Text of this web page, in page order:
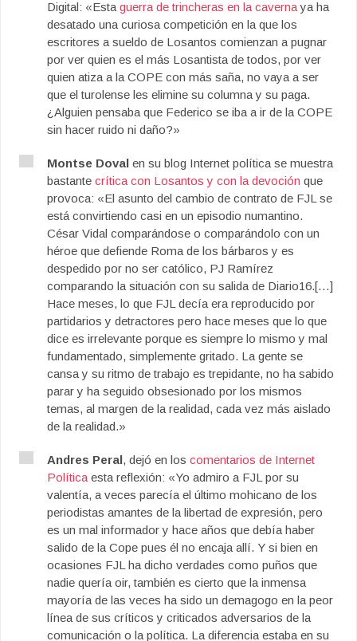
Digital: «Esta guerra de trincheras en la cavernaya ha
desatado una curiosa competición en la que los
escritores a sueldo de Losantos comienzan a pugnar
por ver quien es el más Losantista de todos, por ver
quien atiza a la COPE con más saña, no vaya a ser
que el turolense les elimine su columna y su paga.
¿Alguien pensaba que Federico se iba a ir de la COPE
sin hacer ruido ni daño?»
Montse Doval en su blog Internet política se muestra
bastante crítica con Losantos y con la devoción que
provoca: «El asunto del cambio de contrato de FJL se
está convirtiendo casi en un episodio numantino.
César Vidal comparándose o comparándolo con un
héroe que defiende Roma de los bárbaros y es
despedido por no ser católico, PJ Ramírez
comparando la situación con su salida de Diario16.[…]
Hace meses, lo que FJL decía era reproducido por
partidarios y detractores pero hace meses que lo que
dice es irrelevante porque es siempre lo mismo y mal
fundamentado, simplemente gritado. La gente se
cansa y su ritmo de trabajo es trepidante, no ha sabido
parar y ha seguido obsesionado por los mismos
temas, al margen de la realidad, cada vez más aislado
de la realidad.»
Andres Peral, dejó en los comentarios de Internet
Política esta reflexión: «Yo admiro a FJL por su
valentía, a veces parecía el último mohicano de los
periodistas amantes de la libertad de expresión, pero
es un mal informador y hace años que debía haber
salido de la Cope pues él no encaja allí. Y si bien en
ocasiones FJL ha dicho verdades como puños que
nadie quería oir, también es cierto que la inmensa
mayoría de las veces ha sido un demagogo en la peor
línea de sus críticos y criticados adversarios de la
comunicación o la política. La diferencia estaba en su